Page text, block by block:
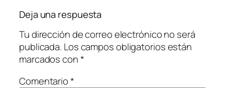
Deja una respuesta
Tu dirección de correo electrónico no será
publicada. Los campos obligatorios están
marcados con*
Comentario*